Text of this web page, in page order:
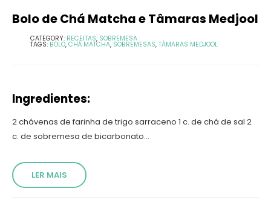
Bolo de Chá Matcha e Tâmaras Medjool
CATEGORY: RECEITAS, SOBREMESA
TAGS: BOLO, CHÁ MATCHA, SOBREMESAS, TÂMARAS MEDJOOL
Ingredientes:
2 chávenas de farinha de trigo sarraceno 1 c. de chá de sal 2
c. de sobremesa de bicarbonato...
LER MAIS